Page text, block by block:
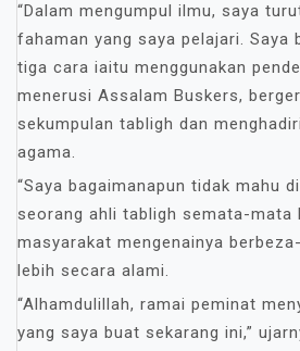
“Dalam mengumpul ilmu, saya
fahaman yang saya pelajari. Saya
tiga cara iaitu menggunakan
menerusi Assalam Buskers,
sekumpulan tabligh dan
agama.
“Saya bagaimanapun tidak mahu
seorang ahli tabligh semata-mata
masyarakat mengenainya
lebih secara alami.
“Alhamdulillah, ramai peminat
yang saya buat sekarang ini,”